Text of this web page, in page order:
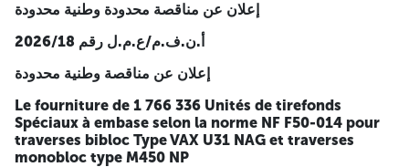
caution de soumissionالشركات المشاركة عليها تقديم ضمان
الشـركة و الكـائن مقرها في 15 شارع العقيد عميروش رويبة –
الجزائر مقابل مبلغ خمسون ألف (50 000.00) دج يدفع في الحساب
البنكي 325 فرع 30 كلـ (BNA) الكائن مقر رقم 632 (La lettre
d’habilitation) تقديم إثبات الأهلية للساحب.
العروض، المقدمة وفق القوانين الموضحة في دفتر الشروط يجب أن
ترسل في ثلاثة أظرفة مختومة للعنوان المبين أسفله.
إعلان عن مناقصة محدودة وطنية محدودة
2026/18 أ.ن.ف.م/ع.م.ل رقم
إعلان عن مناقصة وطنية محدودة
Le fourniture de 1 766 336 Unités de tirefonds
Spéciaux à embase selon la norme NF F50-014 pour
traverses bibloc Type VAX U31 NAG et traverses
monobloc type M450 NP